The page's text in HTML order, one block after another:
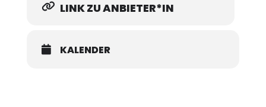
LINK ZU ANBIETER*IN
KALENDER